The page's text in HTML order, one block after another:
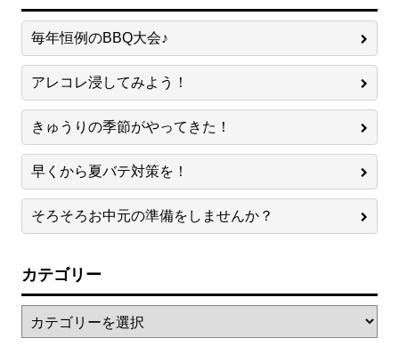
毎年恒例のBBQ大会♪
アレコレ浸してみよう！
きゅうりの季節がやってきた！
早くから夏バテ対策を！
そろそろお中元の準備をしませんか？
カテゴリー